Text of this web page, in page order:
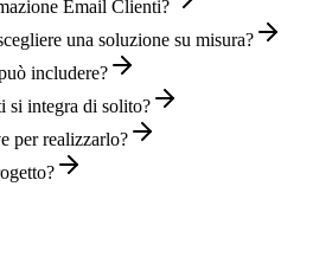
Email Clienti?
una soluzione su misura?
includere?
si integra di solito?
per realizzarlo?